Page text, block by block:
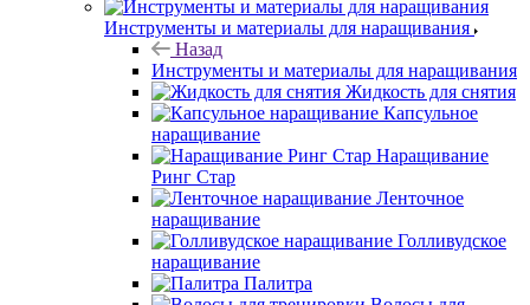
Инструменты и материалы для наращивания
Назад
Инструменты и материалы для наращивания
Жидкость для снятия
Капсульное
наращивание
Наращивание
Ринг Стар
Ленточное
наращивание
Голливудское
наращивание
Палитра